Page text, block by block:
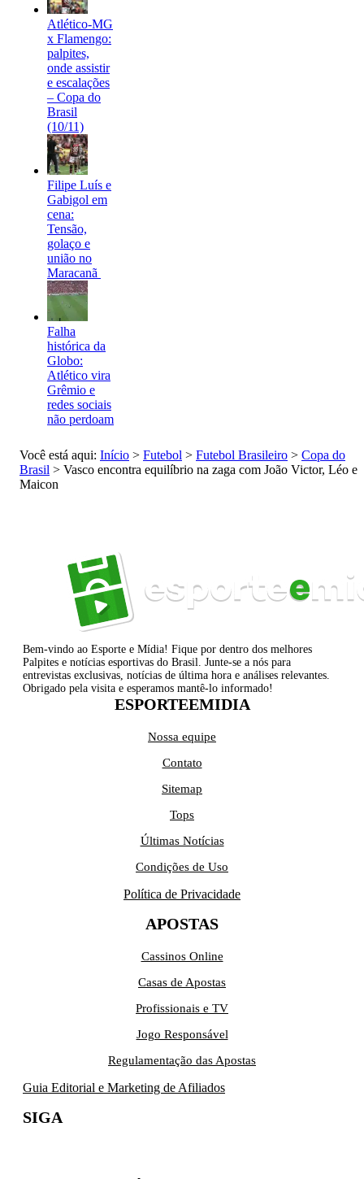
Atlético-MG
x Flamengo:
palpites,
onde assistir
e escalações
– Copa do
Brasil
(10/11)
Filipe Luís e
Gabigol em
cena:
Tensão,
golaço e
união no
Maracanã
Falha
histórica da
Globo:
Atlético vira
Grêmio e
redes sociais
não perdoam
Você está aqui: Início > Futebol > Futebol Brasileiro > Copa do
Brasil > Vasco encontra equilíbrio na zaga com João Victor, Léo e
Maicon
Bem-vindo ao Esporte e Mídia! Fique por dentro dos melhores
Palpites e notícias esportivas do Brasil. Junte-se a nós para
entrevistas exclusivas, notícias de última hora e análises relevantes.
Obrigado pela visita e esperamos mantê-lo informado!
ESPORTEEMIDIA
Nossa equipe
Contato
Sitemap
Tops
Últimas Notícias
Condições de Uso
Política de Privacidade
APOSTAS
Cassinos Online
Casas de Apostas
Profissionais e TV
Jogo Responsável
Regulamentação das Apostas
Guia Editorial e Marketing de Afiliados
SIGA